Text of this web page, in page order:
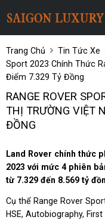
Trang Chủ Tin Tức Xe
Sport 2023 Chính Thức
Điểm 7.329 Tỷ Đồng
RANGE ROVER
THỊ TRƯỜNG VIỆT
ĐỒNG
Land Rover chính thức
2023 với mức 4 phiên
từ 7.329 đến 8.569 tỷ
Cụ thể Range Rover
HSE, Autobiography,